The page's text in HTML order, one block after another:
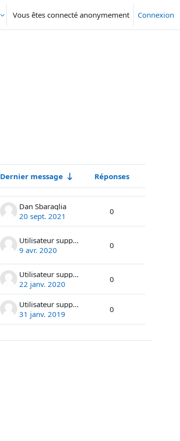
Vous êtes connecté anonymement Connexion
Dernier message
Réponses
Actions
Dan Sbaraglia
20 sept. 2021
0
Utilisateur supprimé
9 avr. 2020
0
Utilisateur supprimé
22 janv. 2020
0
Utilisateur supprimé
31 janv. 2019
0